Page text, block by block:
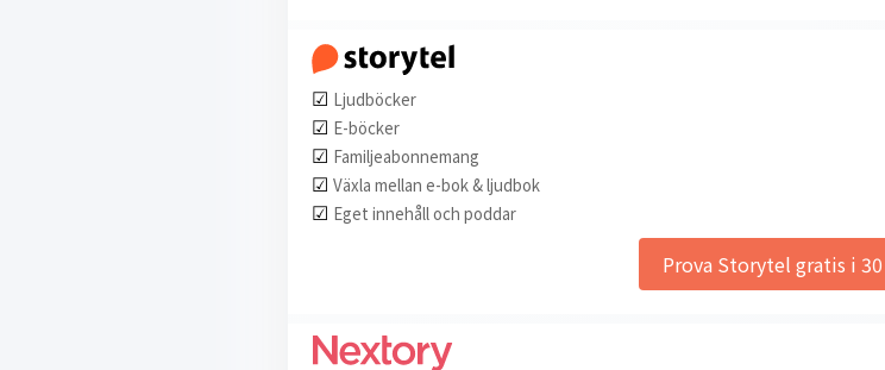
☑︎ Ljudböcker
☑︎ E-böcker
☑︎ Familjeabonnemang
☑︎ Växla mellan e-bok & ljudbok
☑︎ Eget innehåll och poddar
Prova Storytel gratis i